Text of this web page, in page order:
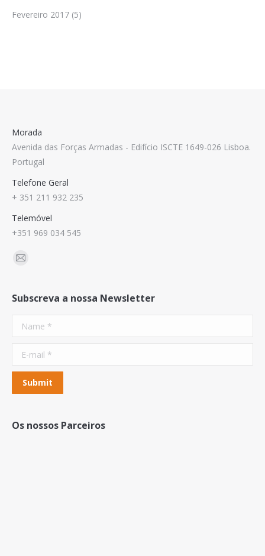
Fevereiro 2017 (5)
Morada
Avenida das Forças Armadas - Edifício ISCTE 1649-026 Lisboa.
Portugal
Telefone Geral
+ 351 211 932 235
Telemóvel
+351 969 034 545
Find us on:
Mail
Subscreva a nossa Newsletter
Name *
E-mail *
Submit
Os nossos Parceiros